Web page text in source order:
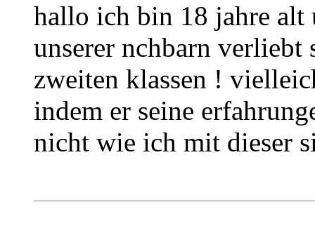
hallo ich bin 18 jahre alt
unserer nchbarn verliebt
zweiten klassen !
indem er seine
nicht wie ich mit dieser